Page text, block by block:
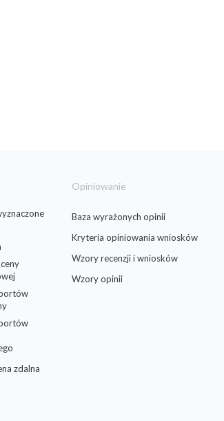
zdalna
Opiniowanie
Baza wyrażonych opinii
Kryteria opiniowania wniosków
Wzory recenzji i wniosków
Wzory opinii